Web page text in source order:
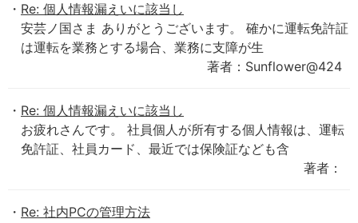
Re: 個人情報漏えいに該当し
安芸ノ国さま ありがとうございます。 確かに運転免許証
は運転を業務とする場合、業務に支障が生
著者：Sunflower@424
Re: 個人情報漏えいに該当し
お疲れさんです。 社員個人が所有する個人情報は、運転
免許証、社員カード、最近では保険証なども含
著者：
Re: 社内PCの管理方法